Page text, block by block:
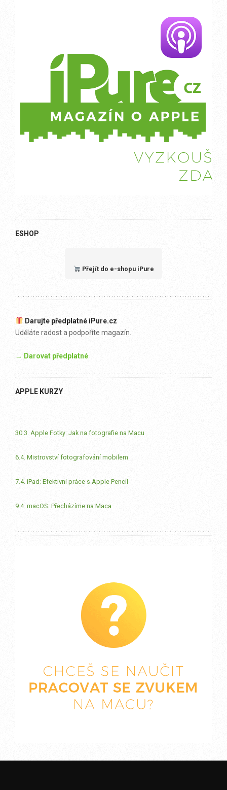
ESHOP
Přejít do e-shopu iPure
Darujte předplatné iPure.cz
Uděláte radost a podpoříte magazín.
→ Darovat předplatné
APPLE KURZY
30.3. Apple Fotky: Jak na fotografie na Macu
6.4. Mistrovství fotografování mobilem
7.4. iPad: Efektivní práce s Apple Pencil
9.4. macOS: Přecházíme na Maca